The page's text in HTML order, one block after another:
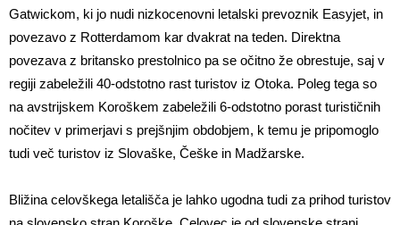
Gatwickom, ki jo nudi nizkocenovni letalski prevoznik Easyjet, in
povezavo z Rotterdamom kar dvakrat na teden. Direktna
povezava z britansko prestolnico pa se očitno že obrestuje, saj v
regiji zabeležili 40-odstotno rast turistov iz Otoka. Poleg tega so
na avstrijskem Koroškem zabeležili 6-odstotno porast turističnih
nočitev v primerjavi s prejšnjim obdobjem, k temu je pripomoglo
tudi več turistov iz Slovaške, Češke in Madžarske.
Bližina celovškega letališča je lahko ugodna tudi za prihod turistov